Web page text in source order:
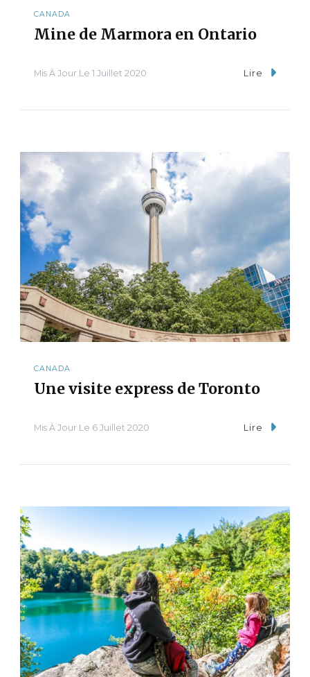
CANADA
Mine de Marmora en Ontario
Mis À Jour Le 1 Juillet 2020 Lire
CANADA
Une visite express de Toronto
Mis À Jour Le 6 Juillet 2020 Lire